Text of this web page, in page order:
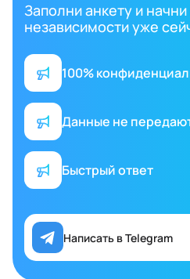
Заполни анкету и
независимости уже
100%
Данные не
Быстрый ответ
Написать в Telegram